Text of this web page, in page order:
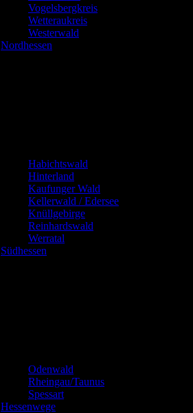
Vogelsbergkreis
Wetteraukreis
Westerwald
Nordhessen
Habichtswald
Hinterland
Kaufunger Wald
Kellerwald / Edersee
Knüllgebirge
Reinhardswald
Werratal
Südhessen
Odenwald
Rheingau/Taunus
Spessart
Hessenwege